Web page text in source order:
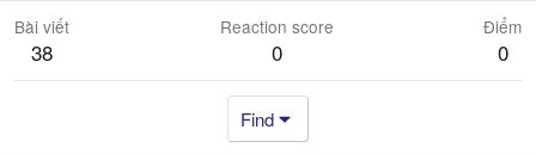
Bài viết
38
Reaction score
0
Điểm
0
Find